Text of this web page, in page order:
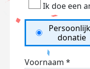
Ik doe een
donatie
Voornaam *